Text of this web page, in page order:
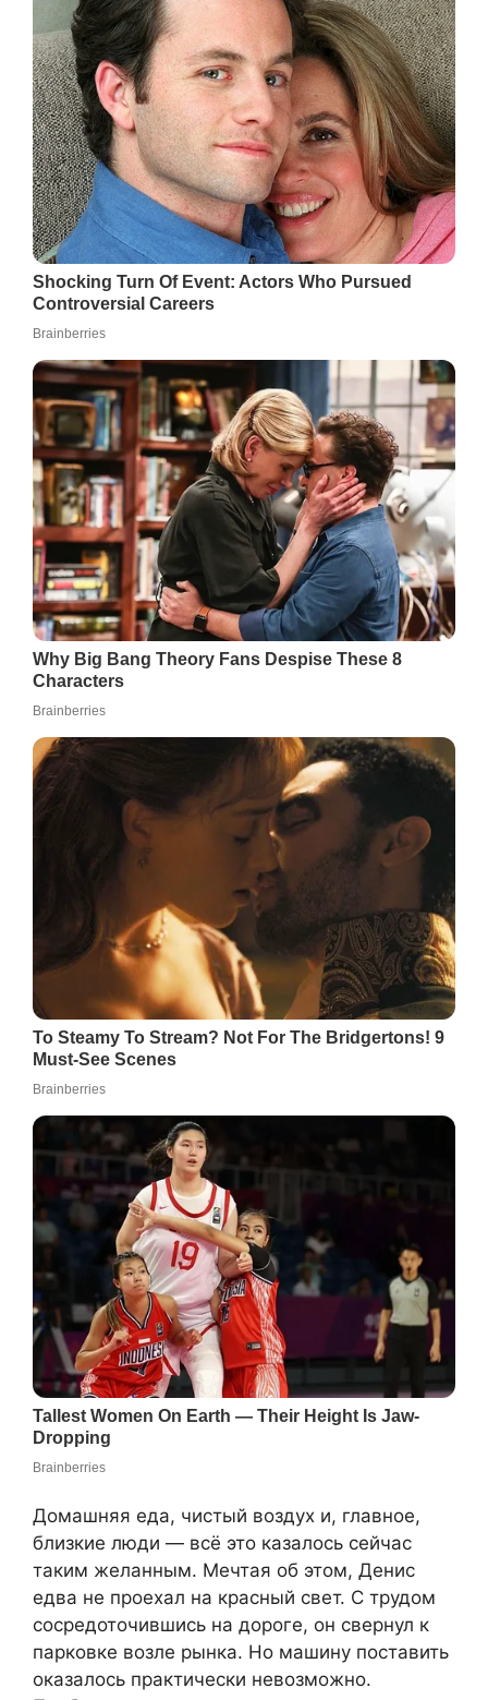
Домашняя еда, чистый воздух и, главное,
близкие люди — всё это казалось сейчас
таким желанным. Мечтая об этом, Денис
едва не проехал на красный свет. С трудом
сосредоточившись на дороге, он свернул к
парковке возле рынка. Но машину поставить
оказалось практически невозможно.